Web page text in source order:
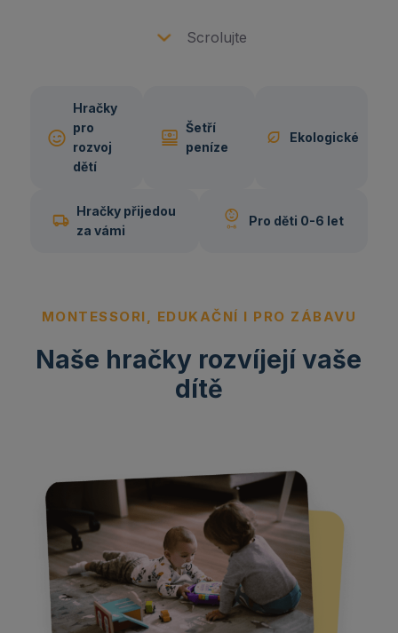
Hračky
pro
rozvoj
dětí
Šetří
peníze
Ekologické
Hračky přijedou
za vámi
Pro děti 0-6 let
MONTESSORI, EDUKAČNÍ I PRO ZÁBAVU
Naše hračky rozvíjejí vaše
dítě